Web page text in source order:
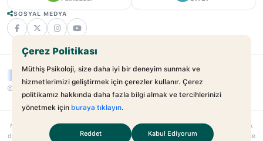
SOSYAL MEDYA
© 2025 - 2026 Müthiş Psikoloji. Tüm Hakları Saklıdır.
Muthispsikoloji.com
bağımsız bir dijital sağlık platformudur; hastane veya klinik
değildir. Sunulan hizmetler uzman–danışan ilişkilerini kolaylaştırmayı amaçlar. Site
Çerez Politikası
Müthiş Psikoloji, size daha iyi bir deneyim sunmak ve
hizmetlerimizi geliştirmek için çerezler kullanır. Çerez
politikamız hakkında daha fazla bilgi almak ve tercihlerinizi
yönetmek için buraya tıklayın.
Reddet Kabul Ediyorum